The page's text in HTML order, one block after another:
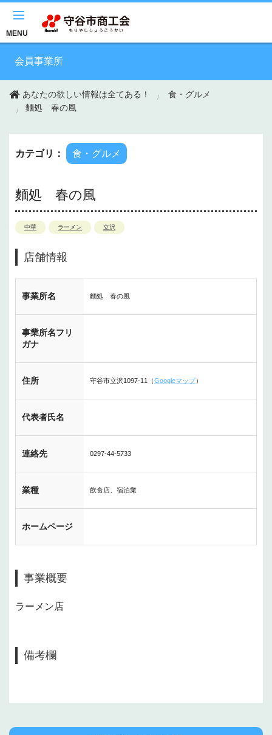
MENU
会員事業所
あなたの欲しい情報は全てある！
食・グルメ
麵処 春の風
カテゴリ： 食・グルメ
麵処 春の風
中華 ラーメン 立沢
店舗情報
事業所名 麵処 春の風
事業所名フリ
ガナ
住所 守谷市立沢1097-11（Googleマップ）
代表者氏名
連絡先 0297-44-5733
業種 飲食店、宿泊業
ホームページ
事業概要
ラーメン店
備考欄